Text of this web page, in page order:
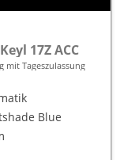
17Z ACC
mit Tageszulassung
Blue